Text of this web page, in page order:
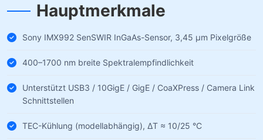
Hauptmerkmale
Sony IMX992 SenSWIR InGaAs-Sensor, 3,45 µm Pixelgröße
400–1700 nm breite Spektralempfindlichkeit
Unterstützt USB3 / 10GigE / GigE / CoaXPress / Camera Link
Schnittstellen
TEC-Kühlung (modellabhängig), ΔT ≈ 10/25 °C